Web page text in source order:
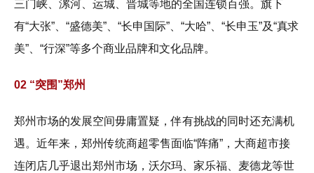
三门峡、漯河、运城、晋城等地的全国连锁百强。旗下
有“大张”、“盛德美”、“长申国际”、“大哈”、“长申玉”及“真求
美”、“行深”等多个商业品牌和文化品牌。
02 “突围”郑州
郑州市场的发展空间毋庸置疑，伴有挑战的同时还充满机
遇。近年来，郑州传统商超零售面临“阵痛”，大商超市接
连闭店几乎退出郑州市场，沃尔玛、家乐福、麦德龙等世